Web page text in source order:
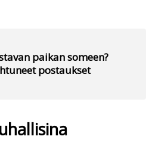
paikan someen?
postaukset